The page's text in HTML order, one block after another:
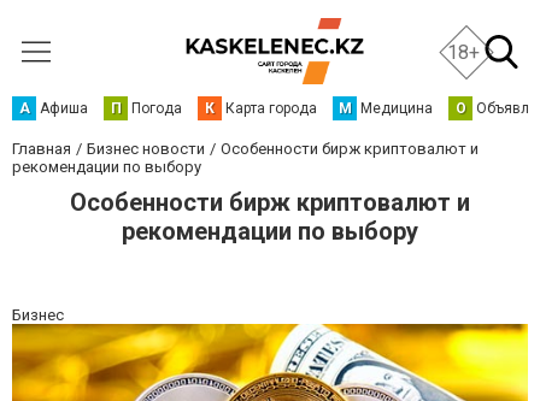
18+
А Афиша П Погода К Карта города М Медицина О
Главная Бизнес новости
Особенности бирж криптовалют и
рекомендации по выбору
Особенности бирж криптовалют и
рекомендации по выбору
Бизнес